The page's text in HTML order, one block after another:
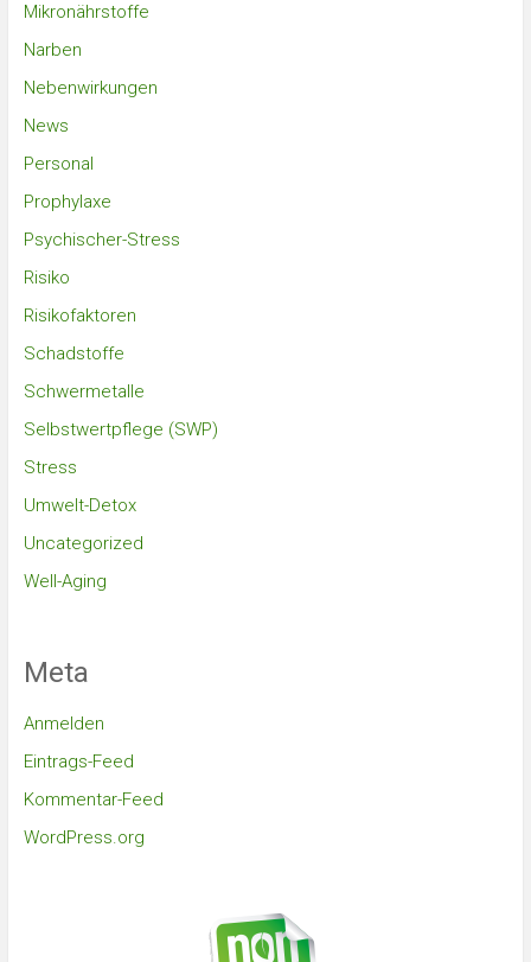
Mikronährstoffe
Narben
Nebenwirkungen
News
Personal
Prophylaxe
Psychischer-Stress
Risiko
Risikofaktoren
Schadstoffe
Schwermetalle
Selbstwertpflege (SWP)
Stress
Umwelt-Detox
Uncategorized
Well-Aging
Meta
Anmelden
Eintrags-Feed
Kommentar-Feed
WordPress.org